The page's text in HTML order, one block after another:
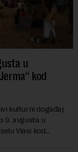
u
kod
kulturni događaj
9. avgusta u
Vlasi kod